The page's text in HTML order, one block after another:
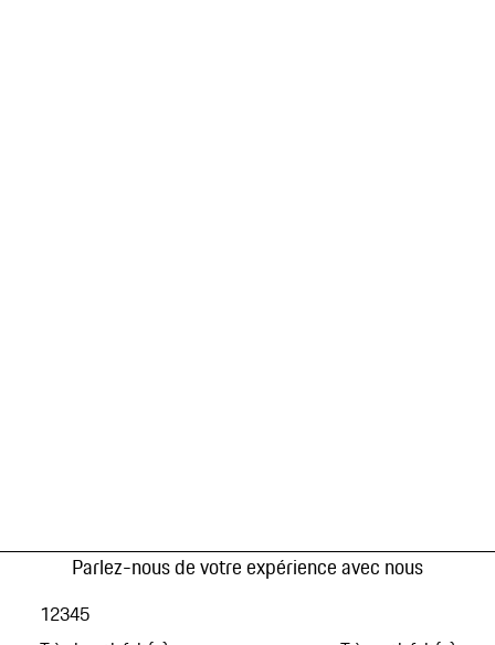
Parlez-nous de votre expérience avec nous
12345